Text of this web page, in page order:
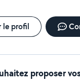
le profil
proposer